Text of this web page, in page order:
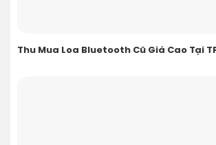
Thu Mua Loa Bluetooth Cũ Giá Cao Tại